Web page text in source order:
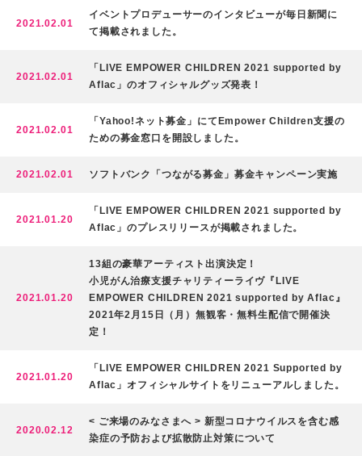
R
E
2
0
3
2021.02.01
イベントプロデューサーのインタビューが毎日新聞に
て掲載されました。
2021.02.01
「LIVE EMPOWER CHILDREN 2021 supported by
Aflac」のオフィシャルグッズ発表！
2021.02.01
「Yahoo!ネット募金」にてEmpower Children支援の
ための募金窓口を開設しました。
2021.02.01 ソフトバンク「つながる募金」募金キャンペーン実施
2021.01.20
「LIVE EMPOWER CHILDREN 2021 supported by
Aflac」のプレスリリースが掲載されました。
2021.01.20
13組の豪華アーティスト出演決定！
小児がん治療支援チャリティーライヴ『LIVE
EMPOWER CHILDREN 2021 supported by Aflac』
2021年2月15日（月）無観客・無料生配信で開催決
定！
2021.01.20
「LIVE EMPOWER CHILDREN 2021 Supported by
Aflac」オフィシャルサイトをリニューアルしました。
2020.02.12
< ご来場のみなさまへ > 新型コロナウイルスを含む感
染症の予防および拡散防止対策について